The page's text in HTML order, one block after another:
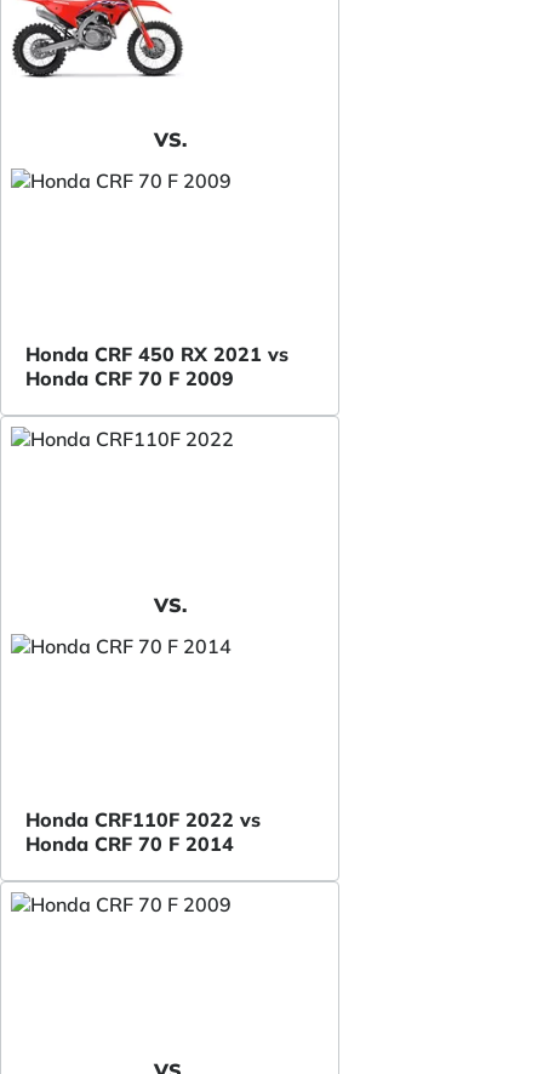
VS.
Honda CRF 450 RX 2021 vs
Honda CRF 70 F 2009
VS.
Honda CRF110F 2022 vs
Honda CRF 70 F 2014